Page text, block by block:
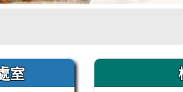
容
室 上中區